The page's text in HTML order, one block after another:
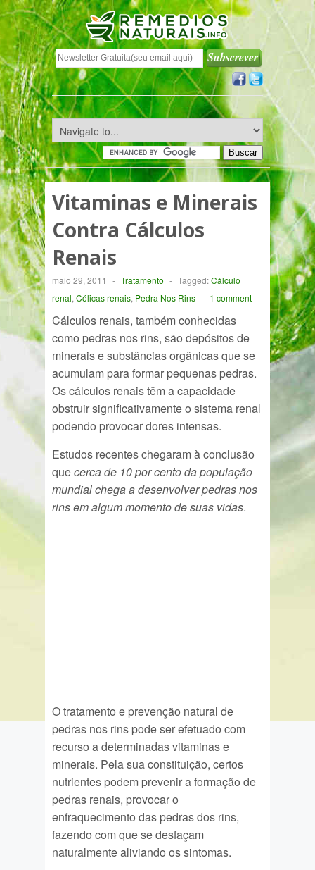
Vitaminas e Minerais
Contra Cálculos
Renais
maio 29, 2011 - Tratamento - Tagged:Cálculo
renal, Cólicas renais, Pedra Nos Rins - 1 comment
Cálculos renais, também conhecidas
como pedras nos rins, são depósitos de
minerais e substâncias orgânicas que se
acumulam para formar pequenas pedras.
Os cálculos renais têm a capacidade
obstruir significativamente o sistema renal
podendo provocar dores intensas.
Estudos recentes chegaram à conclusão
quecerca de 10 por cento da população
mundial chega a desenvolver pedras nos
rins em algum momento de suas vidas.
O tratamento e prevenção natural de
pedras nos rins pode ser efetuado com
recurso a determinadas vitaminas e
minerais. Pela sua constituição, certos
nutrientes podem prevenir a formação de
pedras renais, provocar o
enfraquecimento das pedras dos rins,
fazendo com que se desfaçam
naturalmente aliviando os sintomas.